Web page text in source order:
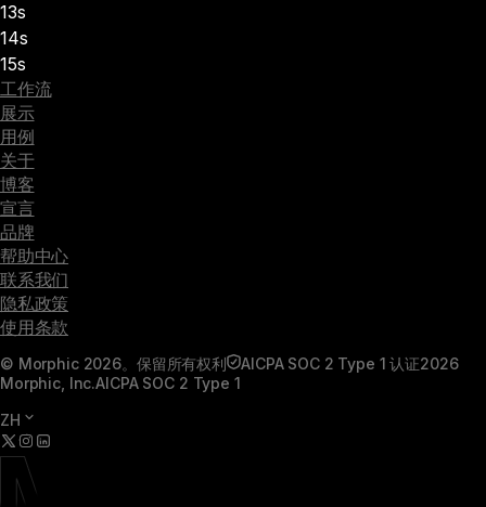
13s
14s
15s
工作流
展示
用例
关于
博客
宣言
品牌
帮助中心
联系我们
隐私政策
使用条款
© Morphic 2026。保留所有权利 AICPA SOC 2 Type 1 认证2026
Morphic, Inc.AICPA SOC 2 Type 1
ZH